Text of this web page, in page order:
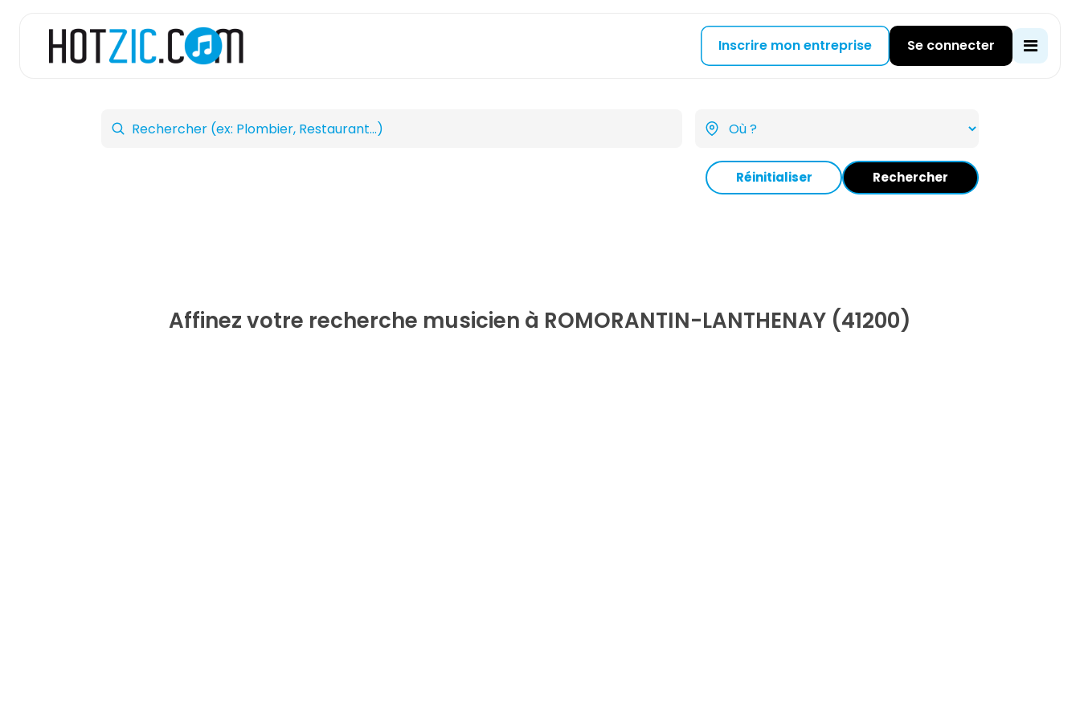
Inscrire mon entreprise Se connecter
Réinitialiser Rechercher
Affinez votre recherche musicien à ROMORANTIN-LANTHENAY (41200)